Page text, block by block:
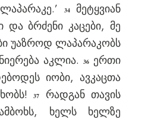
34მეტყვიან
და ბრძენი კაცები, მე
უაზროდ ლაპარაკობს
აკლია.36 ერთი
იობი, ავკაცთა
37
რადგან თავის
ხელს ხელზე